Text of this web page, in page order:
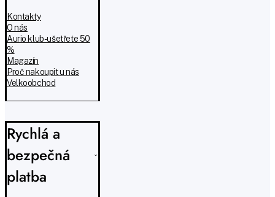
Kontakty
O nás
Aurio klub - ušetřete 50
%
Magazín
Proč nakoupit u nás
Velkoobchod
Rychlá a
bezpečná
platba